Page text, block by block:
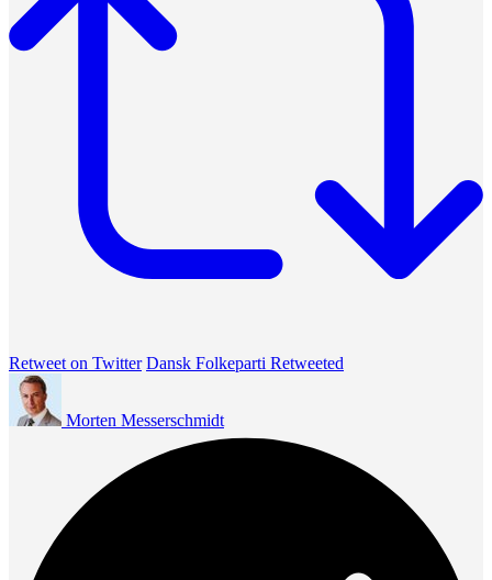
Retweet on Twitter Dansk Folkeparti Retweeted
Morten Messerschmidt